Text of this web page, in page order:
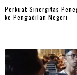
Perkuat Sinergitas
ke Pengadilan Negeri